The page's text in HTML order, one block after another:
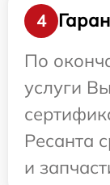
4
По
услуги
Ресанта
и